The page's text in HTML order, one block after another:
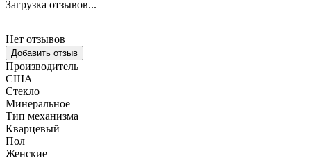
Загрузка отзывов...
Нет отзывов
Добавить отзыв
Производитель
США
Стекло
Минеральное
Тип механизма
Кварцевый
Пол
Женские